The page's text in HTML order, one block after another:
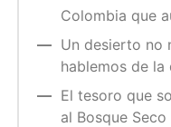
Colombia que
Un desierto no
hablemos de
El tesoro que
al Bosque